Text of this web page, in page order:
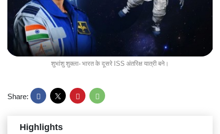
शुभांशु शुक्ला- भारत के दूसरे ISS अंतरिक्ष यात्री बने।
Share:
Highlights